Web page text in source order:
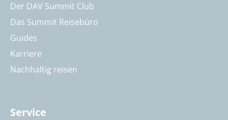
Der DAV Summit Club
Das Summit Reisebüro
Guides
Karriere
Nachhaltig reisen
Service